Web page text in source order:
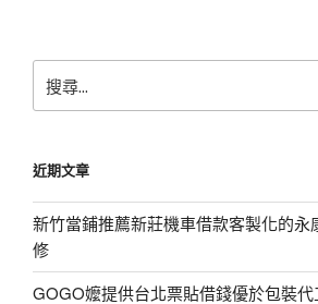
尋
字:
近期文章
新竹當鋪推薦新莊機車借款客製化的永
修
GOGO嬤提供台北票貼借錢優於包裝